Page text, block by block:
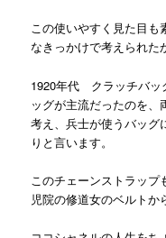
この使いやすく見た目も
なきっかけで考えられた
1920年代 クラッチバッ
ッグが主流だったのを
考え、兵士が使うバッグ
りと言います。
このチェーンストラッ
児院の修道女のベルトか